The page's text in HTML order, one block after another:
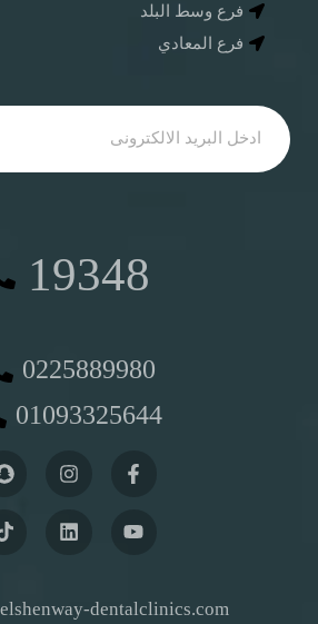
فرع وسط البلد
فرع المعادي
19348
0225889980
01093325644
dentalclinics.com